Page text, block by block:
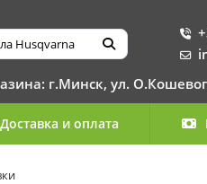
г.Минск, ул.
Доставка и оплата